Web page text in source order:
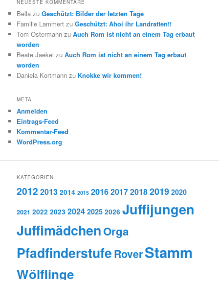
NEUESTE KOMMENTARE
Bella zuGeschützt: Bilder der letzten Tage
Familie Lammert zuGeschützt: Ahoi ihr Landratten!!
Tom Ostermann zuAuch Rom ist nicht an einem Tag erbaut
worden
Beate Jaekel zuAuch Rom ist nicht an einem Tag erbaut
worden
Daniela Kortmann zu Knokke wir kommen!
META
Anmelden
Eintrags-Feed
Kommentar-Feed
WordPress.org
KATEGORIEN
2012 2013 2014 2015 2016201720182019 2020
2021 2022 2023 2024 2025 2026 Juffijungen
JuffimädchenOrga
PfadfinderstufeRoverStamm
Wölflinge